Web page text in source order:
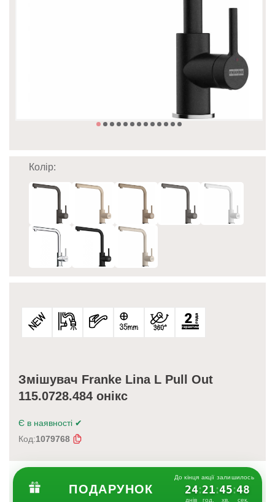
Колір:
Змішувач Franke Lina L Pull Out
115.0728.484 онікс
Є в наявності ✔
Код:1079768
ПОДАРУНОК
До кінця акції залишилось
24
днів
:21
год.
:45
хв.
:47
сек.